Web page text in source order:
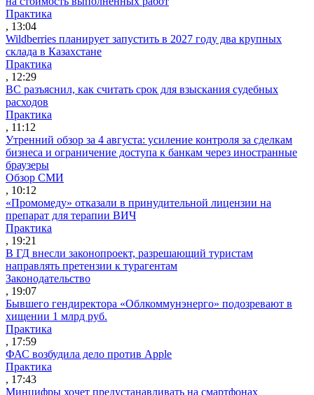
Практика
, 13:04
Wildberries планирует запустить в 2027 году два крупных
склада в Казахстане
Практика
, 12:29
ВС разъяснил, как считать срок для взыскания судебных
расходов
Практика
, 11:12
Утренний обзор за 4 августа: усиление контроля за сделкам
бизнеса и ограничение доступа к банкам через иностранные
браузеры
Обзор СМИ
, 10:12
«Промомеду» отказали в принудительной лицензии на
препарат для терапии ВИЧ
Практика
, 19:21
В ГД внесли законопроект, разрешающий туристам
направлять претензии к турагентам
Законодательство
, 19:07
Бывшего гендиректора «Облкоммунэнерго» подозревают в
хищении 1 млрд руб.
Практика
, 17:59
ФАС возбудила дело против Apple
Практика
, 17:43
Минцифры хочет предустанавливать на смартфонах